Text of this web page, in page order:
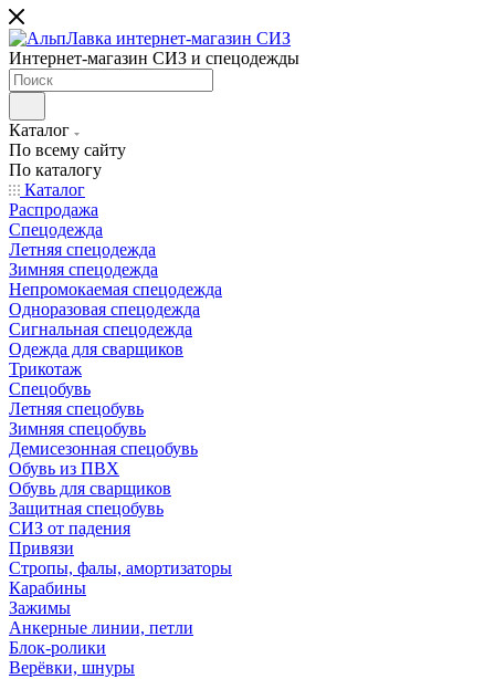
Интернет-магазин СИЗ и спецодежды
Каталог
По всему сайту
По каталогу
Каталог
Распродажа
Спецодежда
Летняя спецодежда
Зимняя спецодежда
Непромокаемая спецодежда
Одноразовая спецодежда
Сигнальная спецодежда
Одежда для сварщиков
Трикотаж
Спецобувь
Летняя спецобувь
Зимняя спецобувь
Демисезонная спецобувь
Обувь из ПВХ
Обувь для сварщиков
Защитная спецобувь
СИЗ от падения
Привязи
Стропы, фалы, амортизаторы
Карабины
Зажимы
Анкерные линии, петли
Блок-ролики
Верёвки, шнуры